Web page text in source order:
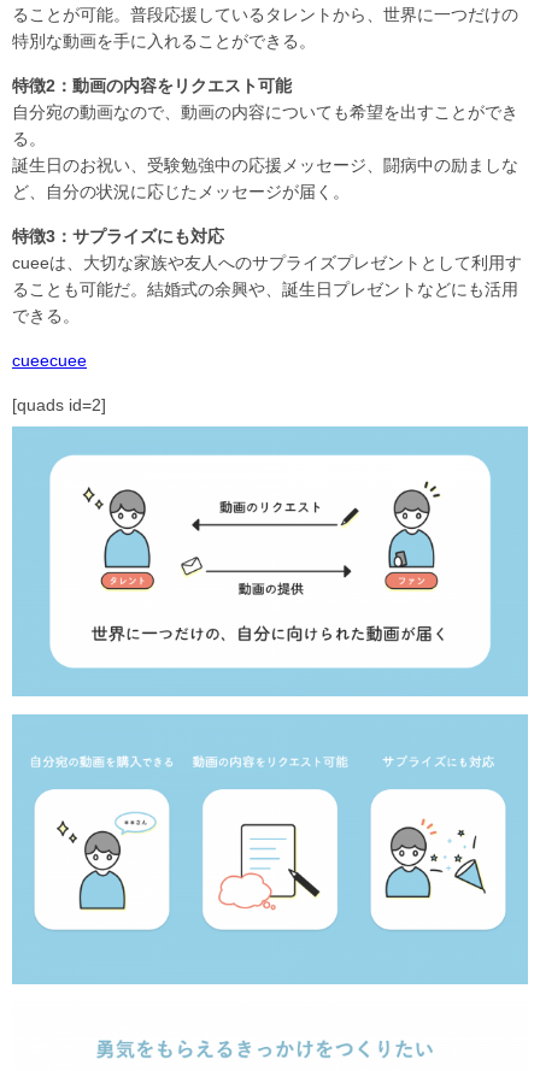
ることが可能。普段応援しているタレントから、世界に一つだけの
特別な動画を手に入れることができる。
特徴2：動画の内容をリクエスト可能
自分宛の動画なので、動画の内容についても希望を出すことができ
る。
誕生日のお祝い、受験勉強中の応援メッセージ、闘病中の励ましな
ど、自分の状況に応じたメッセージが届く。
特徴3：サプライズにも対応
cueeは、大切な家族や友人へのサプライズプレゼントとして利用す
ることも可能だ。結婚式の余興や、誕生日プレゼントなどにも活用
できる。
cueecuee
[quads id=2]